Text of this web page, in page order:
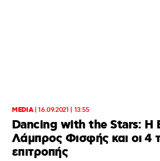
MEDIA|16.09.2021 | 13:55
Dancing with the Stars: Η
Λάμπρος Φισφής και οι 4
επιτροπής